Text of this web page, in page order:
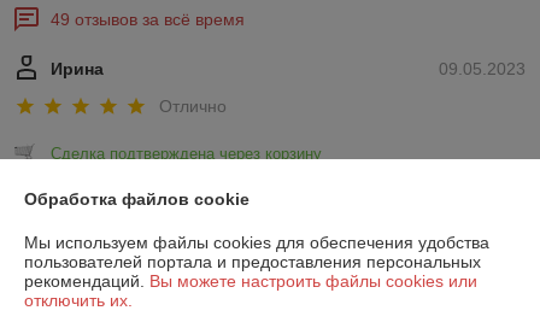
49 отзывов за всё время
09.05.2023
Ирина
Отлично
Сделка подтверждена через корзину
Отлично
Обработка файлов cookie
Мы используем файлы cookies для обеспечения удобства
пользователей портала и предоставления персональных
рекомендаций. Вы можете настроить файлы cookies или
отключить их.